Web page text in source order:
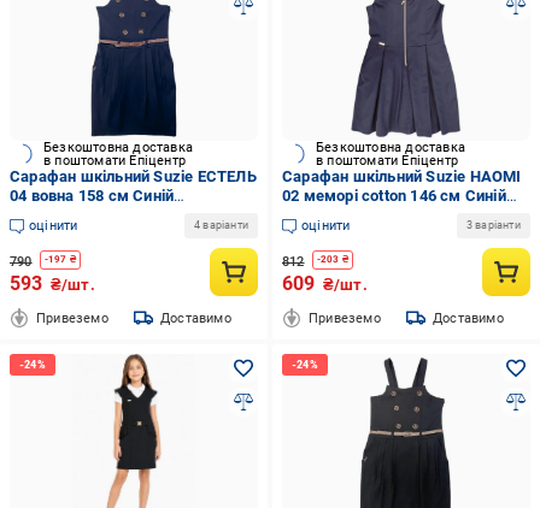
Безкоштовна доставка
в поштомати Епіцентр
Сарафан шкільний Suzie ЕСТЕЛЬ
04 вовна 158 см Синій
(901501_158)
оцінити 4 варіанти
790 -197 ₴
593 ₴/шт.
Привеземо Доставимо
Безкоштовна доставка
в поштомати Епіцентр
Сарафан шкільний Suzie НАОМІ
02 меморі cotton 146 см Синій
(7618_146)
оцінити 3 варіанти
812 -203 ₴
609 ₴/шт.
Привеземо Доставимо